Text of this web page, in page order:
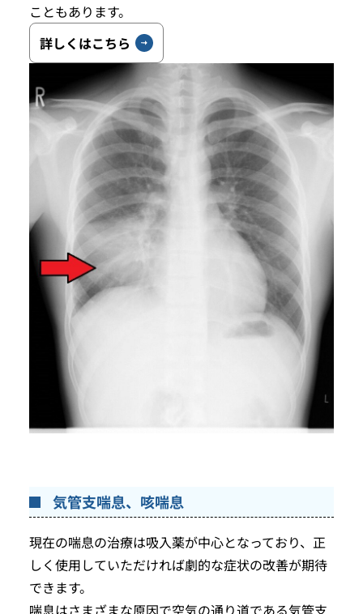
こともあります。
詳しくはこちら
気管支喘息、咳喘息
現在の喘息の治療は吸入薬が中心となっており、正
しく使用していただければ劇的な症状の改善が期待
できます。
喘息はさまざまな原因で空気の通り道である気管支